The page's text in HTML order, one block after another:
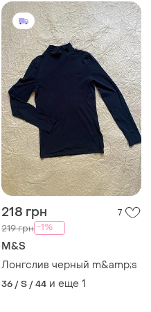
218 грн 7
219 грн -1%
M&S
Лонгслив черный m&amp;s
36 / S / 44 и еще 1